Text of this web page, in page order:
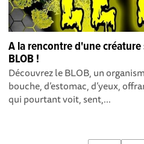
A la rencontre d'une
BLOB !
Découvrez le BLOB, un
bouche, d’estomac, d’yeux,
qui pourtant voit, sent,...